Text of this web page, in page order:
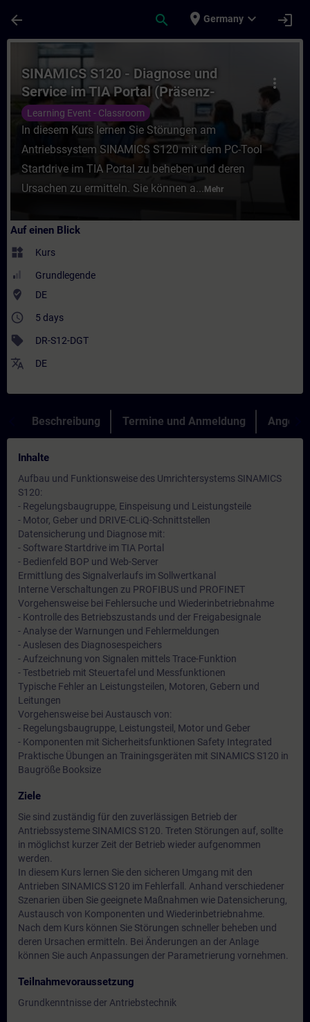
arrow_back search place Germany expand_more login
Kurs - SINAMICS S120 - Diagnose und
more_vert
SINAMICS S120 - Diagnose und
Service im TIA Portal (Präsenz-
Training)
Learning Event - Classroom
In diesem Kurs lernen Sie Störungen am
Antriebssystem SINAMICS S120 mit dem PC-Tool
Startdrive im TIA Portal zu beheben und deren
Ursachen zu ermitteln. Sie können a... Mehr
Auf einen Blick
widgets Kurs
Grundlegende
where_to_vote DE
access_time 5 days
sell DR-S12-DGT
translate DE
Beschreibung Termine und Anmeldung Angebot
Inhalte
Aufbau und Funktionsweise des Umrichtersystems SINAMICS
S120:
- Regelungsbaugruppe, Einspeisung und Leistungsteile
- Motor, Geber und DRIVE-CLiQ-Schnittstellen
Datensicherung und Diagnose mit:
- Software Startdrive im TIA Portal
- Bedienfeld BOP und Web-Server
Ermittlung des Signalverlaufs im Sollwertkanal
Interne Verschaltungen zu PROFIBUS und PROFINET
Vorgehensweise bei Fehlersuche und Wiederinbetriebnahme
- Kontrolle des Betriebszustands und der Freigabesignale
- Analyse der Warnungen und Fehlermeldungen
- Auslesen des Diagnosespeichers
- Aufzeichnung von Signalen mittels Trace-Funktion
- Testbetrieb mit Steuertafel und Messfunktionen
Typische Fehler an Leistungsteilen, Motoren, Gebern und
Leitungen
Vorgehensweise bei Austausch von:
- Regelungsbaugruppe, Leistungsteil, Motor und Geber
- Komponenten mit Sicherheitsfunktionen Safety Integrated
Praktische Übungen an Trainingsgeräten mit SINAMICS S120 in
Baugröße Booksize
Ziele
Sie sind zuständig für den zuverlässigen Betrieb der
Antriebssysteme SINAMICS S120. Treten Störungen auf, sollte
in möglichst kurzer Zeit der Betrieb wieder aufgenommen
werden.
In diesem Kurs lernen Sie den sicheren Umgang mit den
Antrieben SINAMICS S120 im Fehlerfall. Anhand verschiedener
Szenarien üben Sie geeignete Maßnahmen wie Datensicherung,
Austausch von Komponenten und Wiederinbetriebnahme.
Nach dem Kurs können Sie Störungen schneller beheben und
deren Ursachen ermitteln. Bei Änderungen an der Anlage
können Sie auch Anpassungen der Parametrierung vornehmen.
Teilnahmevoraussetzung
Grundkenntnisse der Antriebstechnik